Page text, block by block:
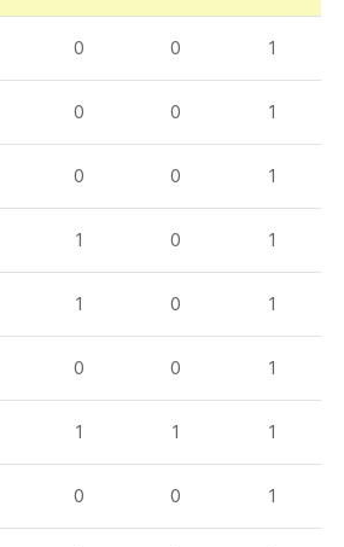
0 0 1
0 0 1
0 0 1
1 0 1
1 0 1
0 0 1
1 1 1
0 0 1